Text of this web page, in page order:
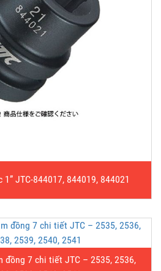
JTC-844017, 844019, 844021
đồng 7 chi tiết JTC – 2535, 2536,